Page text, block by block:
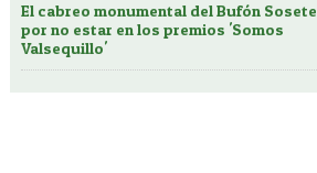
El cabreo monumental del Bufón Sosete
por no estar en los premios 'Somos
Valsequillo'